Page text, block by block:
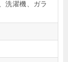
洗濯機、ガラ